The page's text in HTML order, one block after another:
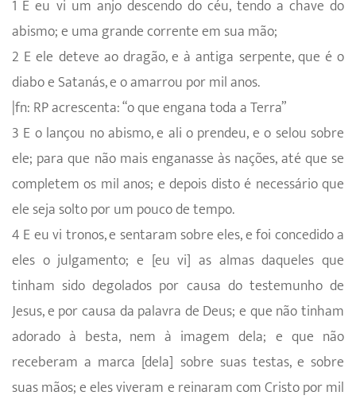
1 E eu vi um anjo descendo do céu, tendo a chave do
abismo; e uma grande corrente em sua mão;
2 E ele deteve ao dragão, e à antiga serpente, que é o
diabo e Satanás, e o amarrou por mil anos.
|fn: RP acrescenta: “o que engana toda a Terra”
3 E o lançou no abismo, e ali o prendeu, e o selou sobre
ele; para que não mais enganasse às nações, até que se
completem os mil anos; e depois disto é necessário que
ele seja solto por um pouco de tempo.
4 E eu vi tronos, e sentaram sobre eles, e foi concedido a
eles o julgamento; e [eu vi] as almas daqueles que
tinham sido degolados por causa do testemunho de
Jesus, e por causa da palavra de Deus; e que não tinham
adorado à besta, nem à imagem dela; e que não
receberam a marca [dela] sobre suas testas, e sobre
suas mãos; e eles viveram e reinaram com Cristo por mil